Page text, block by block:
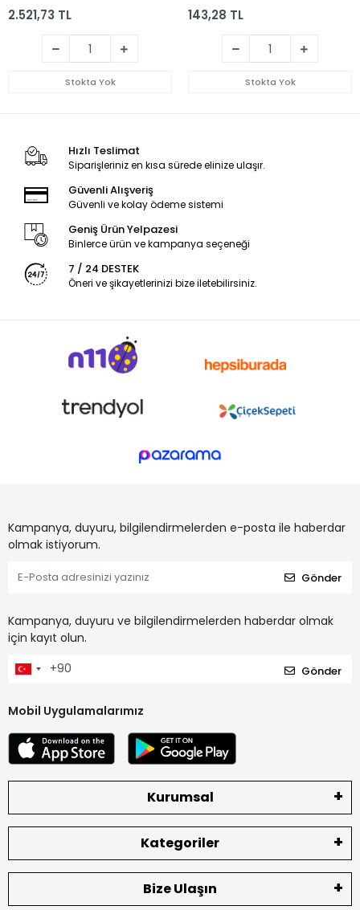
2.521,73 TL
Stokta Yok
143,28 TL
Stokta Yok
Hızlı Teslimat
Siparişleriniz en kısa sürede elinize ulaşır.
Güvenli Alışveriş
Güvenli ve kolay ödeme sistemi
Geniş Ürün Yelpazesi
Binlerce ürün ve kampanya seçeneği
7 / 24 DESTEK
Öneri ve şikayetlerinizi bize iletebilirsiniz.
Kampanya, duyuru, bilgilendirmelerden e-posta ile haberdar
olmak istiyorum.
Gönder
Kampanya, duyuru ve bilgilendirmelerden haberdar olmak
için kayıt olun.
Gönder
Mobil Uygulamalarımız
Kurumsal
Kategoriler
Bize Ulaşın